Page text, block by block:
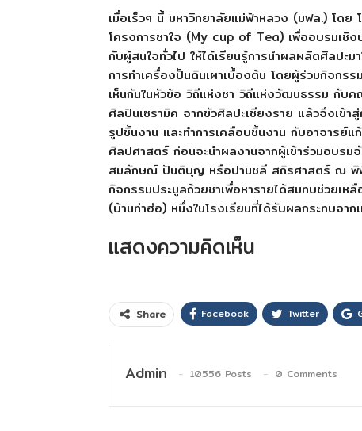
เมื่อเร็วๆ นี้ มหาวิทยาลัยแม่ฟ้าหลวง (มฟล.) โด
โครงการชาใจ (My cup of Tea) เพื่ออบรมเชิ
กับผู้สนใจทั่วไป ให้ได้เรียนรู้การนำผลผลิตศิลปะม
การทำเครื่องปั้นดินเผาเบื้องต้น โดยผู้ร่วมกิจกร
เห็นกันในหัวข้อ วิถีแห่งชา วิถีแห่งวัฒนธรรม กับ
ศิลปินเซรามิค จากขัวศิลปะเชียงราย แล้วจึงเข้า
รูปชิ้นงาน และทำการเคลือบชิ้นงาน กับอาจารย์แ
ศิลปศาสตร์ ก่อนจะนำผลงานจากผู้เข้าร่วมอบรม
สมลักษณ์ ปันติบุญ หรือปานชลี สถิรศาสตร์ ณ พิ
กิจกรรมประมูลถ้วยชาเพื่อหารายได้สมทบช่วยเห
(บ้านท่าฮ่อ) หนึ่งในโรงเรียนที่ได้รับผลกระทบจ
แสดงความคิดเห็น
Share Facebook Twitter
Admin 10556 Posts 0 Comments